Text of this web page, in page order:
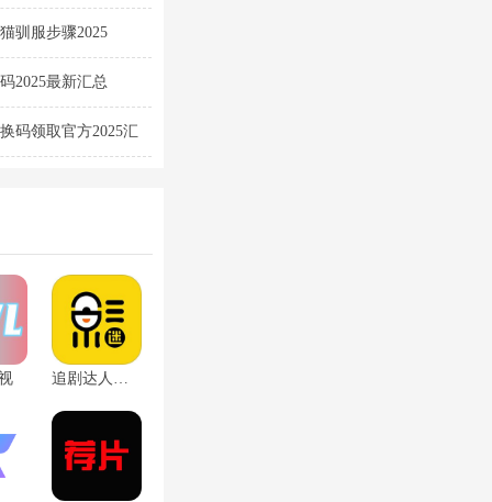
驯服步骤2025
2025最新汇总
码领取官方2025汇
追剧达人苹果版下载安装